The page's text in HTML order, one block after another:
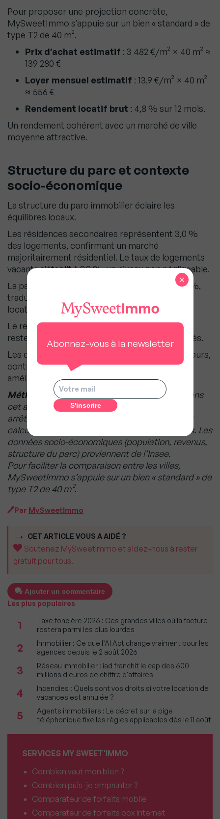
Pour proposer une projection concrète,
MySweetImmo s’appuie sur un bien « standard » de
type T2 de 40 m².
Prix d’achat estimatif : 3 482 €/m² × 40 m² ≈
139 280 €
Loyer mensuel estimatif : 13,9 €/m² × 40 m²
≈ 556 €
Rendement locatif brut : 4,8 % sur 12 mois.
Un rendement cohérent avec un marché de ville
moyenne attractive.
Structure du parc et contexte
socio-économique
La structure du parc immobilier éclaire les
équilibres locaux.
Les résidences secondaires représentent 3,0 %
des logements, confirmant un marché
majoritairement résidentiel. Le taux de logements
vacants s’établit à 9,9 %, un niveau non négligeable.
La part de propriétaires occupants atteint 40 %,
traduisant un équilibre entre propriétaires et
locataires.
Le revenu médian, établi à 32 221 € (Insee 2023),
reste cohérent avec les niveaux de prix observés.
Les délais de vente moyens s’établissent à 55 jours,
contre 70 jours un an plus tôt, signalant une
amélioration sensible de la fluidité du marché.
Méthodologie: Les prix et loyers présentés dans
cet article sont issus des données SeLoger,
arrêtées au 1er février 2026. Les évolutions sont
calculées sur 1 mois, 3 mois, 1 an, 3 ans et 5 ans. Les
données socio-économiques (population, revenus,
structure du parc) proviennent de l’Insee.
Pour faciliter la comparaison entre les villes,
MySweetImmo s’appuie sur un bien « standard » de
type T2 de 40 m².
Par MySweetImmo
CET ARTICLE VOUS A AIDÉ ?
Soutenez MySweetImmo et aidez-nous à rester
gratuit pour tous.
Ajouter un commentaire
Les plus populaires
1
Taxe foncière 2026 : Ces grandes villes où la facture
restera parmi les plus lourdes
2
Immobilier : Ce que l’AI Act change vraiment pour les
agences depuis le 2 août 2026
3
Réseau immobilier : iad franchit le cap des 600
millions d'euros de chiffre d'affaires
4
Incendies : Quels sont vos droits si votre location de
vacances est annulée ?
5
Agents immobiliers : Le décret sur la pige
téléphonique fixe les règles applicables dès le 11 août
SERVICES MY SWEET'IMMO
Combien vaut mon bien ?
Combien puis-je emprunter ?
Comparateur de forfaits mobile
Comparateur de forfaits box Internet
Abonnez-vous à la newsletter
×